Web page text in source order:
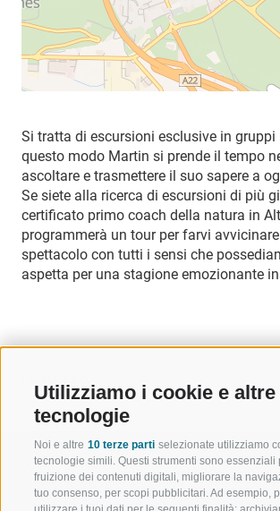
Utilizziamo i cookie e altre
tecnologie
Noi e altre 10 terze parti selezionate utilizziamo
tecnologie simili. Questi strumenti sono essenziali
fruizione dei contenuti digitali, migliorare la
tuo consenso, per scopi pubblicitari. Ad esempio,
Si tratta di escursioni esclusive in
questo modo Martin si prende il tempo
ascoltare e trasmettere il suo sapere a
Se siete alla ricerca di escursioni di più
certificato primo coach della natura in
programmerà un tour per farvi
spettacolo con tutti i sensi che
aspetta per una stagione emozionante